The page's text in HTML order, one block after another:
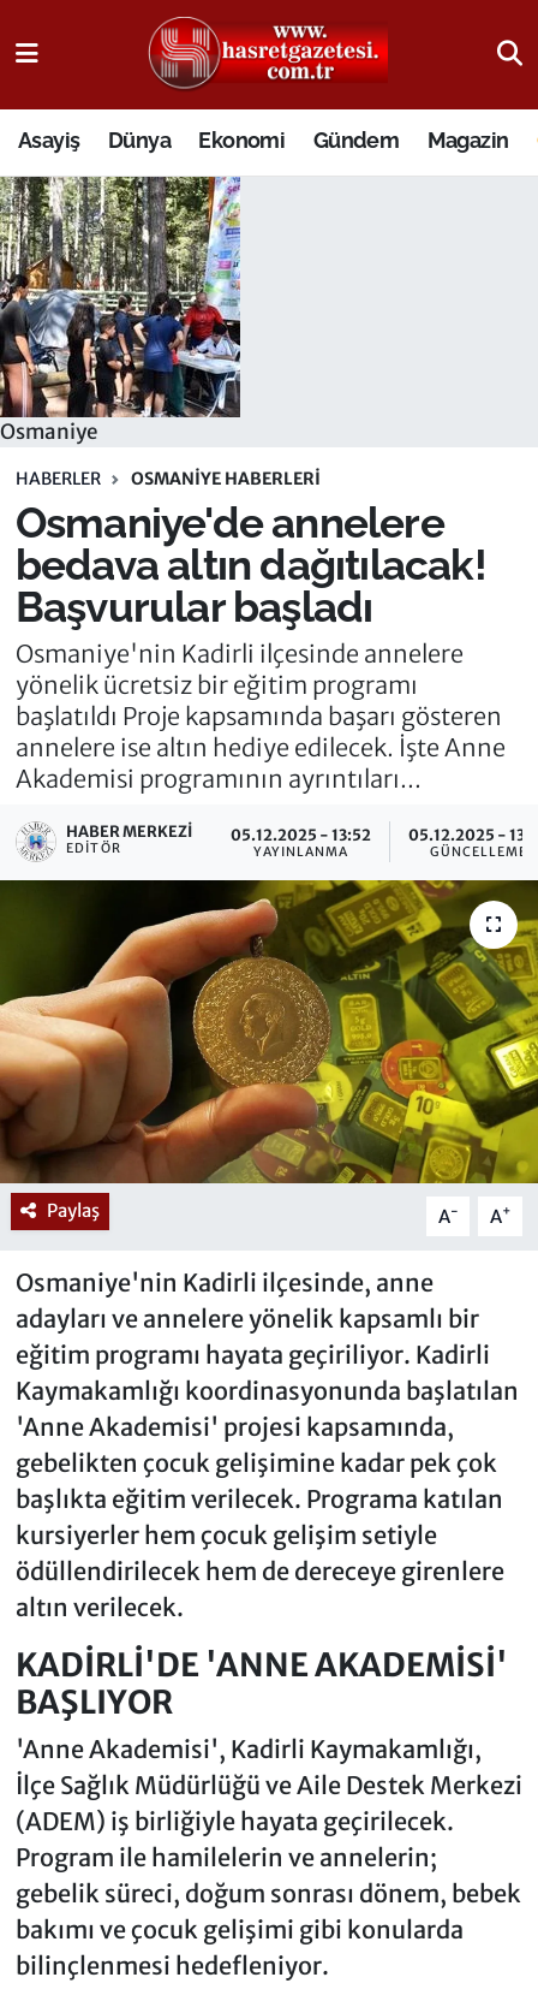
Asayiş Dünya Ekonomi Gündem Magazin
Osmaniye
HABERLER OSMANIYE HABERLERI
Osmaniye'de annelere
bedava altın dağıtılacak!
Başvurular başladı
Osmaniye'nin Kadirli ilçesinde annelere
yönelik ücretsiz bir eğitim programı
başlatıldı Proje kapsamında başarı gösteren
annelere ise altın hediye edilecek. İşte Anne
Akademisi programının ayrıntıları...
HABER MERKEZI
EDITÖR
05.12.2025 - 13:52
YAYINLANMA
05.12.2025 -
GÜNCELLEME
Paylaş A- A+
Osmaniye'nin Kadirli ilçesinde, anne
adayları ve annelere yönelik kapsamlı bir
eğitim programı hayata geçiriliyor. Kadirli
Kaymakamlığı koordinasyonunda başlatılan
'Anne Akademisi' projesi kapsamında,
gebelikten çocuk gelişimine kadar pek çok
başlıkta eğitim verilecek. Programa katılan
kursiyerler hem çocuk gelişim setiyle
ödüllendirilecek hem de dereceye girenlere
altın verilecek.
KADİRLİ'DE 'ANNE AKADEMİSİ'
BAŞLIYOR
'Anne Akademisi', Kadirli Kaymakamlığı,
İlçe Sağlık Müdürlüğü ve Aile Destek Merkezi
(ADEM) iş birliğiyle hayata geçirilecek.
Program ile hamilelerin ve annelerin;
gebelik süreci, doğum sonrası dönem, bebek
bakımı ve çocuk gelişimi gibi konularda
bilinçlenmesi hedefleniyor.
Osmaniye Nöbetçi Eczaneler
Osmaniye Hava Durumu
Osmaniye Trafik Yoğunluk Haritası
Süper Lig Puan Durumu ve Fikstür
Tüm Manşetler
Son Dakika Haberleri